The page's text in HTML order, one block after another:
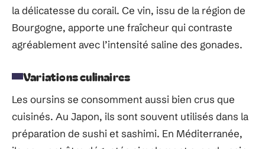
la délicatesse du corail. Ce vin, issu de la région de
Bourgogne, apporte une fraîcheur qui contraste
agréablement avec l’intensité saline des gonades.
Variations culinaires
Les oursins se consomment aussi bien crus que
cuisinés. Au Japon, ils sont souvent utilisés dans la
préparation de sushi et sashimi. En Méditerranée,